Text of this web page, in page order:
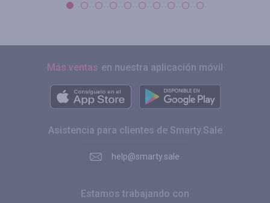
Más ventas en nuestra aplicación móvil
Asistencia para clientes de Smarty.Sale
help@smarty.sale
Estamos trabajando con